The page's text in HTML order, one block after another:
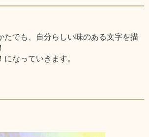
たでも、自分らしい味のある文字を描
なっていきます。